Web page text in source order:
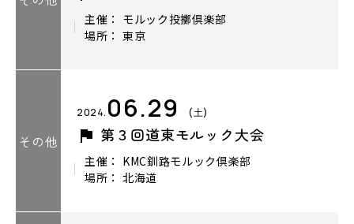
主催： モルック投擲倶楽部
場所： 東京
その他
2024. 06.29 (土)
第３回道東モルック大会
主催： KMC釧路モルック倶楽部
場所： 北海道